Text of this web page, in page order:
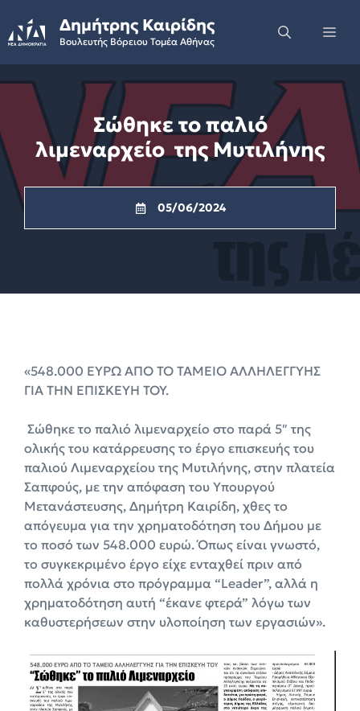
to
content
Δημήτρης Καιρίδης
Βουλευτής Βόρειου Τομέα Αθήνας
Σώθηκε το παλιό
λιμεναρχείο της Μυτιλήνης
05/06/2024
«548.000 ΕΥΡΏ ΑΠΌ ΤΟ ΤΑΜΕΙΟ ΑΛΛΗΛΕΓΓΥΗΣ
ΓΙΑ ΤΗΝ ΕΠΙΣΚΕΥΗ ΤΟΥ.
Σώθηκε το παλιό λιμεναρχείο στο παρά 5″ της
ολικής του κατάρρευσης το έργο επισκευής του
παλιού Λιμεναρχείου της Μυτιλήνης, στην πλατεία
Σαπφούς, με την απόφαση του Υπουργού
Μετανάστευσης, Δημήτρη Καιρίδη, χθες το
απόγευμα για την χρηματοδότηση του Δήμου με
το ποσό των 548.000 ευρώ. Όπως είναι γνωστό,
το συγκεκριμένο έργο είχε ενταχθεί πριν από
πολλά χρόνια στο πρόγραμμα “Leader”, αλλά η
χρηματοδότηση αυτή “έκανε φτερά” λόγω των
καθυστερήσεων στην υλοποίηση των εργασιών».